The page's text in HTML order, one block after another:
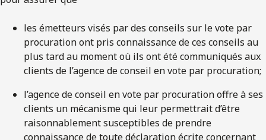
les émetteurs visés par des conseils sur le vote par
procuration ont pris connaissance de ces conseils au
plus tard au moment où ils ont été communiqués aux
clients de l’agence de conseil en vote par procuration;
l’agence de conseil en vote par procuration offre à ses
clients un mécanisme qui leur permettrait d’être
raisonnablement susceptibles de prendre
connaissance de toute déclaration écrite concernant